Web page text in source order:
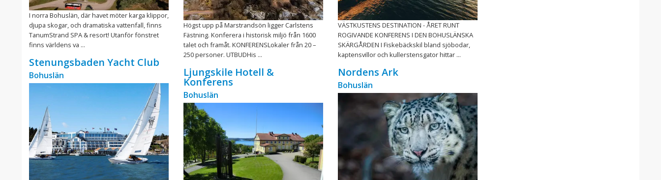
I norra Bohuslän, där havet möter karga klippor,
djupa skogar, och dramatiska vattenfall, finns
TanumStrand SPA & resort! Utanför fönstret
finns världens va ...
Stenungsbaden Yacht Club
Bohuslän
Högst upp på Marstrandsön ligger Carlstens
Fästning. Konferera i historisk miljö från 1600
talet och framåt. KONFERENSLokaler från 20 –
250 personer. UTBUDHis ...
Ljungskile Hotell &
Konferens
Bohuslän
VÄSTKUSTENS DESTINATION - ÅRET RUNT
ROGIVANDE KONFERENS I DEN BOHUSLÄNSKA
SKÄRGÅRDEN I Fiskebäckskil bland sjöbodar,
kaptensvillor och kullerstensgator hittar ...
Nordens Ark
Bohuslän